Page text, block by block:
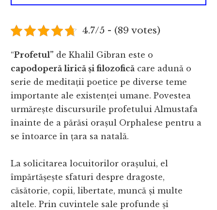
4.7/5 - (89 votes)
“Profetul” de Khalil Gibran este o
capodoperă lirică și filozofică care adună o
serie de meditații poetice pe diverse teme
importante ale existenței umane. Povestea
urmărește discursurile profetului Almustafa
înainte de a părăsi orașul Orphalese pentru a
se întoarce în țara sa natală.
La solicitarea locuitorilor orașului, el
împărtășește sfaturi despre dragoste,
căsătorie, copii, libertate, muncă și multe
altele. Prin cuvintele sale profunde și